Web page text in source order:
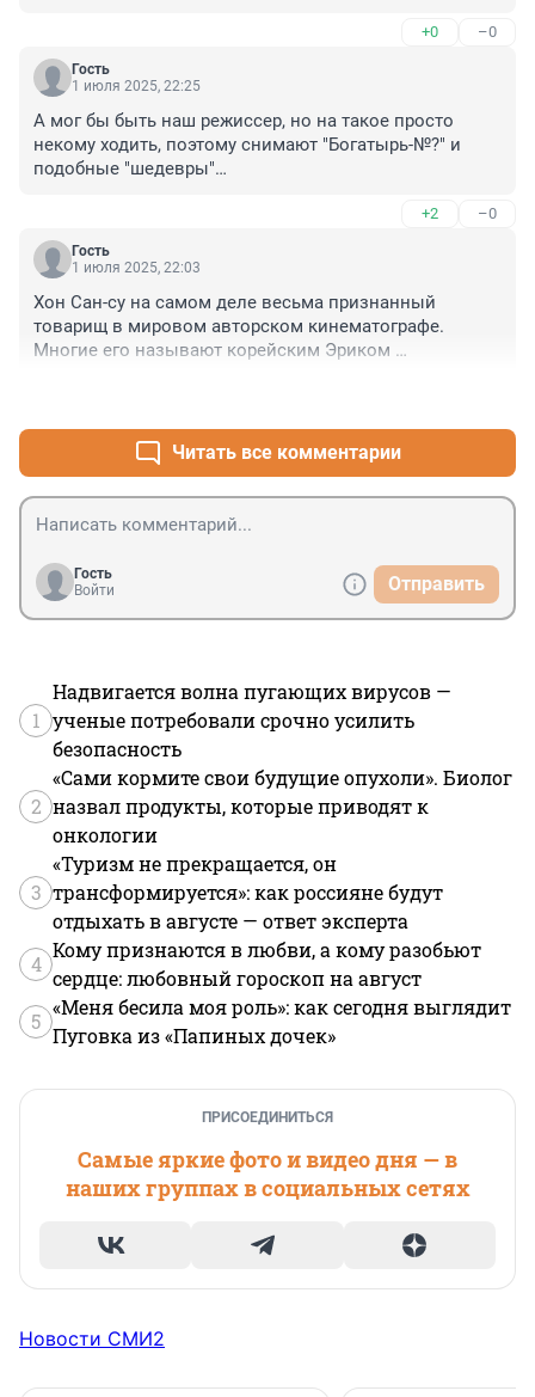
и малая родина земляков - сказочника Александра
Роу, братьев-архитекторов Весниных, кинорежиссёра
Андрея Тарковского, артист Валерий Леонтьев провел
своей юности....
+0 –0
Гость
1 июля 2025, 22:25
А мог бы быть наш режиссер, но на такое просто
некому ходить, поэтому снимают "Богатырь-№?" и
подобные "шедевры"
+2 –0
Гость
1 июля 2025, 22:03
Хон Сан-су на самом деле весьма признанный
товарищ в мировом авторском кинематографе.
Многие его называют корейским Эриком
Читать все комментарии
Гость
Войти
Отправить
1
Надвигается волна пугающих вирусов —
ученые потребовали срочно усилить
безопасность
2
«Сами кормите свои будущие опухоли». Биолог
назвал продукты, которые приводят к
онкологии
3
«Туризм не прекращается, он
трансформируется»: как россияне будут
отдыхать в августе — ответ эксперта
4
Кому признаются в любви, а кому разобьют
сердце: любовный гороскоп на август
5
«Меня бесила моя роль»: как сегодня выглядит
Пуговка из «Папиных дочек»
ПРИСОЕДИНИТЬСЯ
Самые яркие фото и видео дня — в
наших группах в социальных сетях
Новости СМИ2